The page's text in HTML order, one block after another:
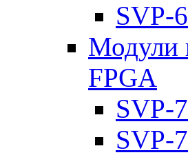
SVP-
Модули
FPGA
SVP-
SVP-